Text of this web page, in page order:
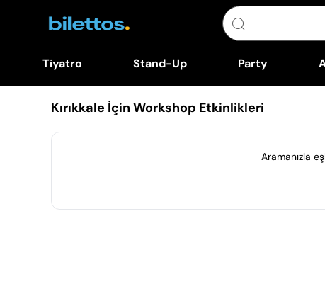
Tiyatro Stand-Up Party
Kırıkkale İçin Workshop Etkinlikleri
Aramanızla